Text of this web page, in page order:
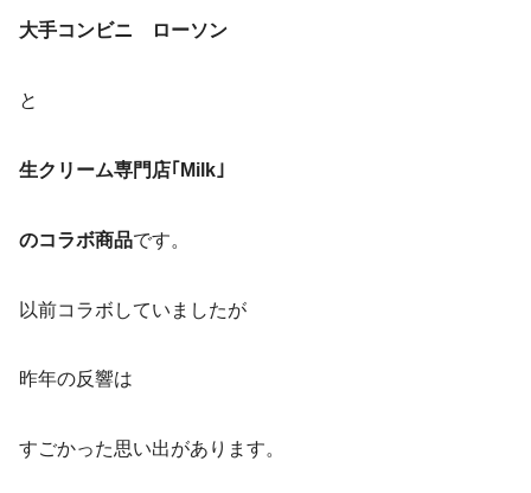
大手コンビニ ローソン
と
生クリーム専門店｢Milk｣
のコラボ商品です。
以前コラボしていましたが
昨年の反響は
すごかった思い出があります。